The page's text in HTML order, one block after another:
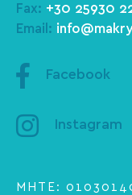
Fax: +30 25930
Email:
Facebook
Instagram
ΜΗΤΕ: